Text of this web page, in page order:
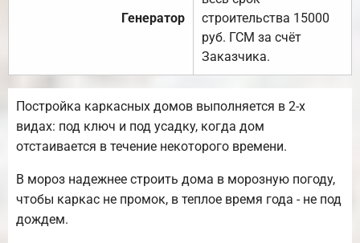
Генератор
строительства 15000
руб. ГСМ за счёт
Заказчика.
Постройка каркасных домов выполняется в 2-х
видах: под ключ и под усадку, когда дом
отстаивается в течение некоторого времени.
В мороз надежнее строить дома в морозную погоду,
чтобы каркас не промок, в теплое время года - не под
дождем.